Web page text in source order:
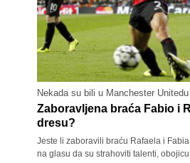
Nekada su bili u Manchester Unitedu
Zaboravljena braća Fabio i
dresu?
Jeste li zaboravili braću Rafaela i
na glasu da su strahoviti talenti,